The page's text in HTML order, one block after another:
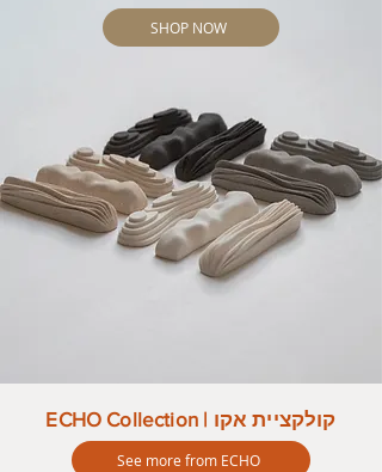
SHOP NOW
ECHO Collection | קולקציית אקו
See more from ECHO